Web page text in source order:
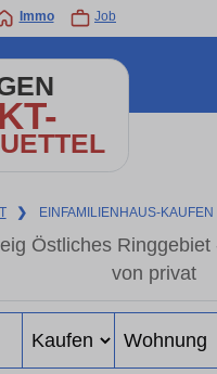
Immo Job
❯ EINFAMILIENHAUS-KAUFEN
Östliches
von privat